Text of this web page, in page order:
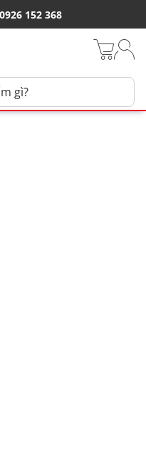
0926 152 368